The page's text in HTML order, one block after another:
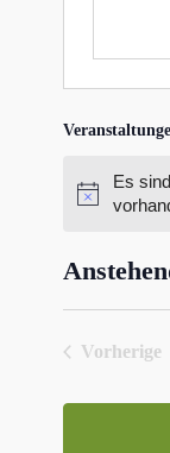
Hinweis
Es
Vorherige